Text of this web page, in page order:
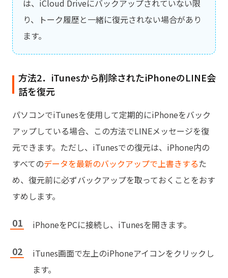
は、iCloud Driveにバックアップされていない限
り、トーク履歴と一緒に復元されない場合があり
ます。
方法2．iTunesから削除されたiPhoneのLINE会
話を復元
パソコンでiTunesを使用して定期的にiPhoneをバック
アップしている場合、この方法でLINEメッセージを復
元できます。ただし、iTunesでの復元は、iPhone内の
すべてのデータを最新のバックアップで上書きするた
め、復元前に必ずバックアップを取っておくことをおす
すめします。
iPhoneをPCに接続し、iTunesを開きます。
iTunes画面で左上のiPhoneアイコンをクリックし
ます。